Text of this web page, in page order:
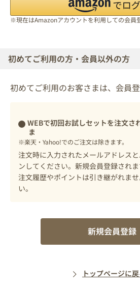
※現在はAmazonアカウントを利用しての会員
初めてご利用の方・会員以外の方
初めてご利用のお客さまは、会員登
WEBで初回お試しセットを注文さ
ま
※楽天・Yahoo!でのご注文は除きます。
注文時に入力されたメールアドレス
ンしてください。新規会員登録され
注文履歴やポイントは引き継がれま
い。
新規会員登録
トップページに